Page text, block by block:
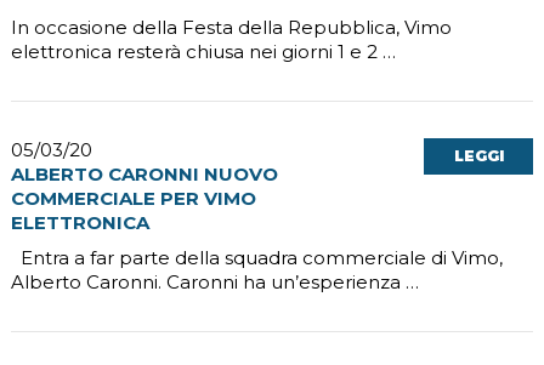
In occasione della Festa della Repubblica, Vimo
elettronica resterà chiusa nei giorni 1 e 2 …
05/03/20
ALBERTO CARONNI NUOVO
COMMERCIALE PER VIMO
ELETTRONICA
Entra a far parte della squadra commerciale di Vimo,
Alberto Caronni. Caronni ha un’esperienza …
LEGGI